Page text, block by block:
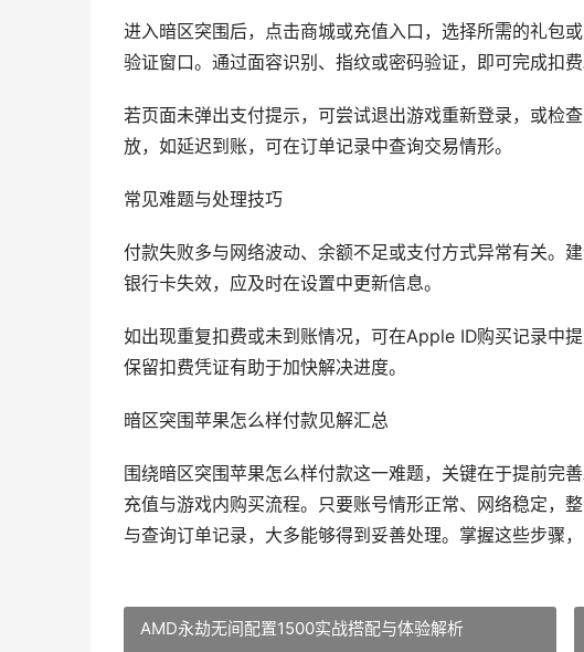
进入暗区突围后，点击商城或充值入口，选择所需的礼包
验证窗口。通过面容识别、指纹或密码验证，即可完成扣费
若页面未弹出支付提示，可尝试退出游戏重新登录，或检
放，如延迟到账，可在订单记录中查询交易情形。
常见难题与处理技巧
付款失败多与网络波动、余额不足或支付方式异常有关。
银行卡失效，应及时在设置中更新信息。
如出现重复扣费或未到账情况，可在Apple ID购买记录中
保留扣费凭证有助于加快解决进度。
暗区突围苹果怎么样付款见解汇总
围绕暗区突围苹果怎么样付款这一难题，关键在于提前
充值与游戏内购买流程。只要账号情形正常、网络稳定，
与查询订单记录，大多能够得到妥善处理。掌握这些步骤
AMD永劫无间配置1500实战搭配与体验解析